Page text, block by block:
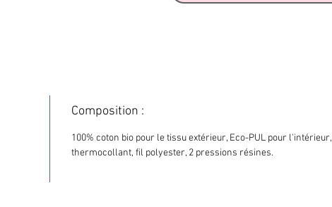
Composition :
100% coton bio pour le tissu extérieur, Eco-PUL pour l'intérieur,
thermocollant, fil polyester, 2 pressions résines.